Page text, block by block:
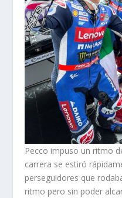
Pecco impuso un ritmo
carrera se estiró
perseguidores que
ritmo pero sin poder